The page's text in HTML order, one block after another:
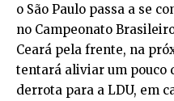
o São Paulo passa a se
no Campeonato
Ceará pela frente, na
tentará aliviar um pouco
derrota para a LDU, em